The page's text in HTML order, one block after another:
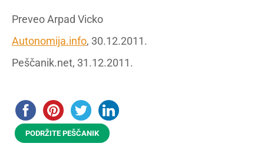
Preveo Arpad Vicko
Autonomija.info, 30.12.2011.
Peščanik.net, 31.12.2011.
PODRŽITE PEŠČANIK